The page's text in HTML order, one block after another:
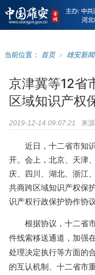
当前位置： 首页 > 雄安新闻
京津冀等12省
区域知识产权
2019-12-14 09:07:21 来源
近日，十二省市知识
开。会上，北京、天津
庆、四川、湖北、浙江
共商跨区域知识产权保
识产权行政保护协作协议
根据协议，十二省市
件线索移送通道，加强
处理决定执行等方面的
的互认机制、十二省市